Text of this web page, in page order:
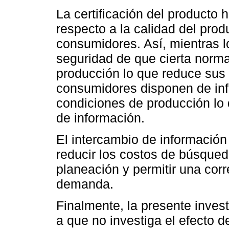
La certificación del producto
respecto a la calidad del
consumidores. Así, mientras
seguridad de que cierta
producción lo que reduce
consumidores disponen de
condiciones de producción
de información.
El intercambio de
reducir los costos de
planeación y permitir una
demanda.
Finalmente, la presente
a que no investiga el efecto